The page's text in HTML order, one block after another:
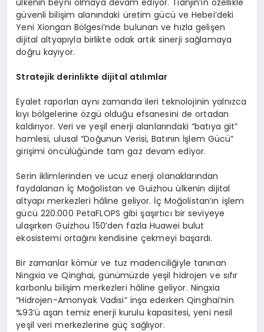
ülkenin beyni olmaya devam ediyor. Tianjin’in özellikle
güvenli bilişim alanındaki üretim gücü ve Hebei’deki
Yeni Xiongan Bölgesi’nde bulunan ve hızla gelişen
dijital altyapıyla birlikte odak artık sinerji sağlamaya
doğru kayıyor.
Stratejik derinlikte dijital atılımlar
Eyalet raporları aynı zamanda ileri teknolojinin yalnızca
kıyı bölgelerine özgü olduğu efsanesini de ortadan
kaldırıyor. Veri ve yeşil enerji alanlarındaki “batıya git”
hamlesi, ulusal “Doğunun Verisi, Batının İşlem Gücü”
girişimi öncülüğünde tam gaz devam ediyor.
Serin iklimlerinden ve ucuz enerji olanaklarından
faydalanan İç Moğolistan ve Guizhou ülkenin dijital
altyapı merkezleri hâline geliyor. İç Moğolistan’ın işlem
gücü 220.000 PetaFLOPS gibi şaşırtıcı bir seviyeye
ulaşırken Guizhou 150’den fazla Huawei bulut
ekosistemi ortağını kendisine çekmeyi başardı.
Bir zamanlar kömür ve tuz madenciliğiyle tanınan
Ningxia ve Qinghai, günümüzde yeşil hidrojen ve sıfır
karbonlu bilişim merkezleri hâline geliyor. Ningxia
“Hidrojen-Amonyak Vadisi” inşa ederken Qinghai’nin
%93’ü aşan temiz enerji kurulu kapasitesi, yeni nesil
yeşil veri merkezlerine güç sağlıyor.